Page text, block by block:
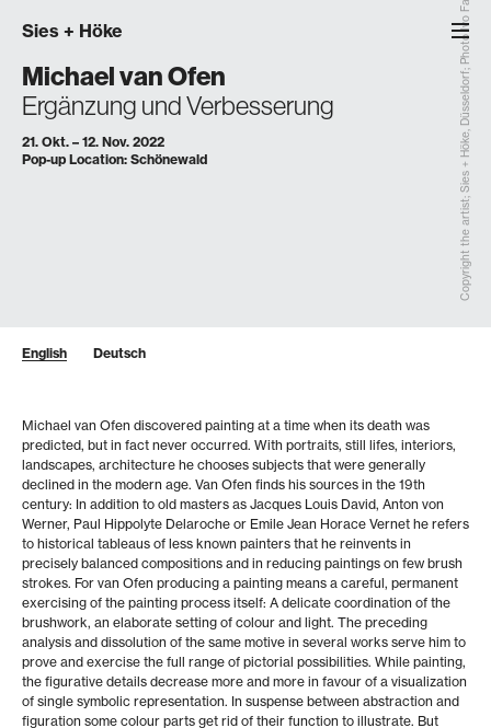
Sies + Höke
Michael van Ofen
Ergänzung und Verbesserung
21. Okt. – 12. Nov. 2022
Pop-up Location: Schönewald
Copyright the artist; Sies + Höke, Düsseldorf; Photo Ivo Faber
English Deutsch
Michael van Ofen discovered painting at a time when its death was
predicted, but in fact never occurred. With portraits, still lifes, interiors,
landscapes, architecture he chooses subjects that were generally
declined in the modern age. Van Ofen finds his sources in the 19th
century: In addition to old masters as Jacques Louis David, Anton von
Werner, Paul Hippolyte Delaroche or Emile Jean Horace Vernet he refers
to historical tableaus of less known painters that he reinvents in
precisely balanced compositions and in reducing paintings on few brush
strokes. For van Ofen producing a painting means a careful, permanent
exercising of the painting process itself: A delicate coordination of the
brushwork, an elaborate setting of colour and light. The preceding
analysis and dissolution of the same motive in several works serve him to
prove and exercise the full range of pictorial possibilities. While painting,
the figurative details decrease more and more in favour of a visualization
of single symbolic representation. In suspense between abstraction and
figuration some colour parts get rid of their function to illustrate. But